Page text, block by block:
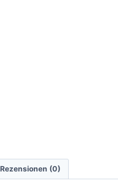
Rezensionen (0)